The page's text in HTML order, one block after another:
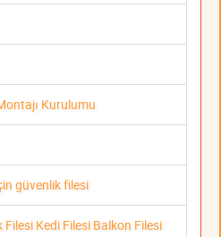
Kurulumu
güvenlik filesi
Kedi Filesi Balkon Filesi